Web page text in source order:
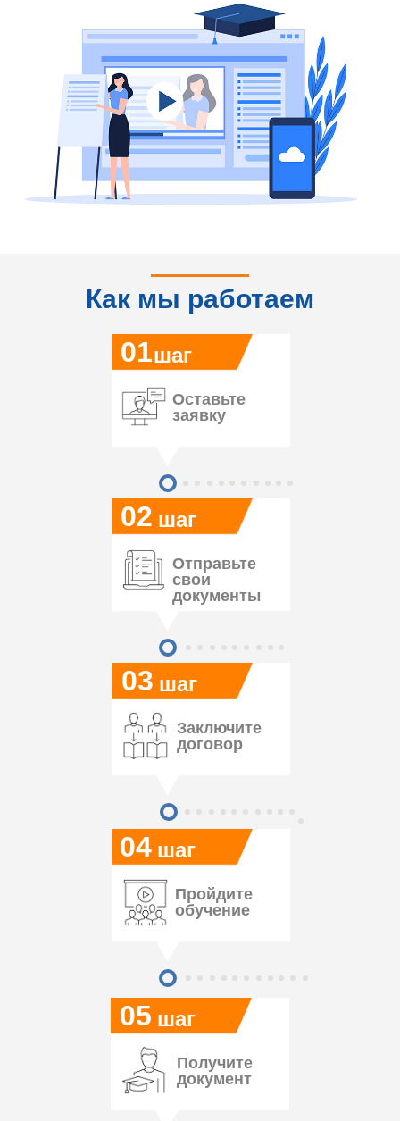
Как мы работаем
05
04
03
02
01
Оставьте
заявку
шаг
шаг
шаг
шаг
шаг
Отправьте
свои
документы
Заключите
договор
Пройдите
обучение
Получите
документ